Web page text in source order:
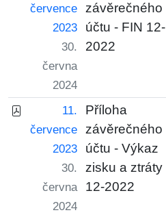
července
2023
30.
června
2024
závěrečného
účtu - FIN 12-
2022
11.
července
2023
30.
června
2024
Příloha
závěrečného
účtu - Výkaz
zisku a ztráty
12-2022